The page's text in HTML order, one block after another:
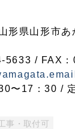
県山形市あ
5633 / FAX
〜17：30 /
事・取付可